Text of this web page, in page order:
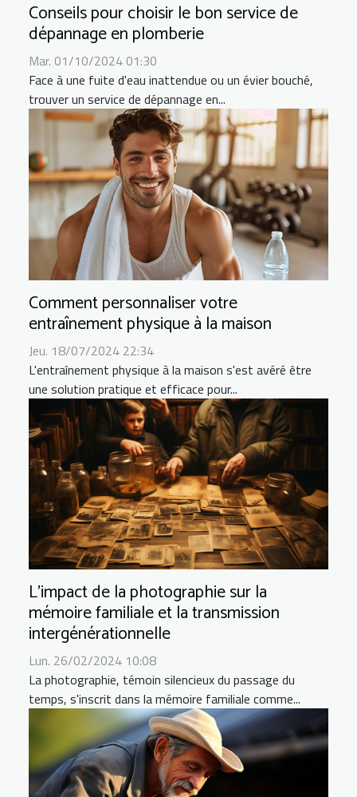
Conseils pour choisir le bon service de
dépannage en plomberie
Mar. 01/10/2024 01:30
Face à une fuite d'eau inattendue ou un évier bouché,
trouver un service de dépannage en...
Comment personnaliser votre
entraînement physique à la maison
Jeu. 18/07/2024 22:34
L'entraînement physique à la maison s'est avéré être
une solution pratique et efficace pour...
L'impact de la photographie sur la
mémoire familiale et la transmission
intergénérationnelle
Lun. 26/02/2024 10:08
La photographie, témoin silencieux du passage du
temps, s'inscrit dans la mémoire familiale comme...